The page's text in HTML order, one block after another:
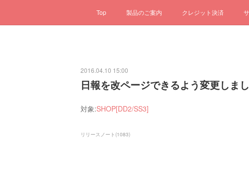
Top 製品のご案内 クレジット決済
2016.04.10 15:00
日報を改ページできるよう変更しまし
対象:SHOP[DD2/SS3]
リリースノート (1083)